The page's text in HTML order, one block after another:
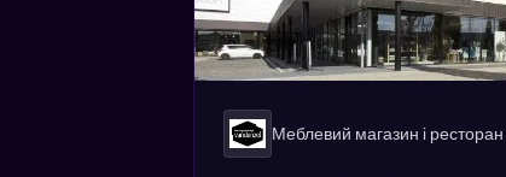
Меблевий магазин і ресторан